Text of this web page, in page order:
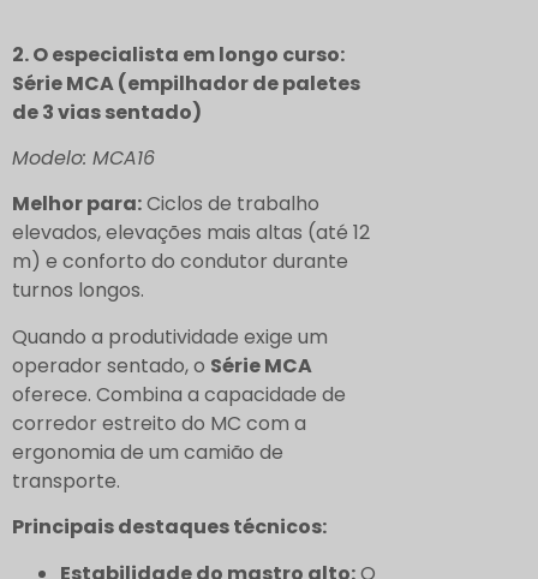
2. O especialista em longo curso:
Série MCA (empilhador de paletes
de 3 vias sentado)
Modelo: MCA16
Melhor para:Ciclos de trabalho
elevados, elevações mais altas (até 12
m) e conforto do condutor durante
turnos longos.
Quando a produtividade exige um
operador sentado, o Série MCA
oferece. Combina a capacidade de
corredor estreito do MC com a
ergonomia de um camião de
transporte.
Principais destaques técnicos:
Estabilidade do mastro alto:O